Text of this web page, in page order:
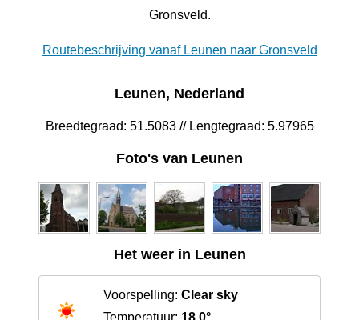
Gronsveld.
Routebeschrijving vanaf Leunen naar Gronsveld
Leunen, Nederland
Breedtegraad: 51.5083 // Lengtegraad: 5.97965
Foto's van Leunen
Het weer in Leunen
Voorspelling: Clear sky